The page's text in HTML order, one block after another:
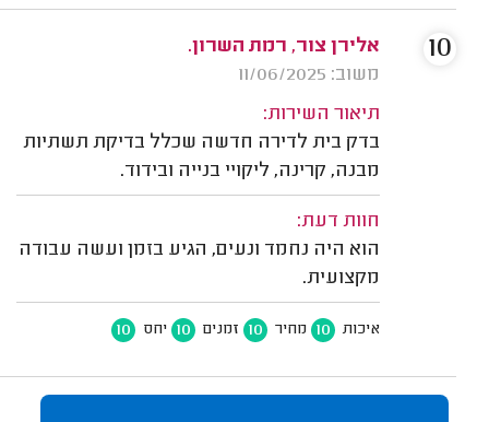
אלירן צור, רמת השרון.
משוב: 11/06/2025
תיאור השירות:
בדק בית לדירה חדשה שכלל בדיקת תשתיות
מבנה, קרינה, ליקויי בנייה ובידוד.
חוות דעת:
הוא היה נחמד ונעים, הגיע בזמן ועשה עבודה
מקצועית.
איכות 10 מחיר 10 זמנים 10 יחס 10
10